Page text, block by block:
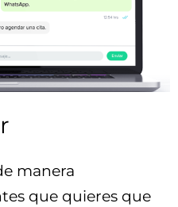
manera
que quieres que